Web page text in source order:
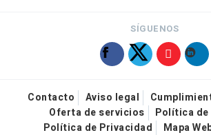
SÍGUENOS
Contacto Aviso legal
Oferta de servicios
Política
Política de Privacidad
Mapa